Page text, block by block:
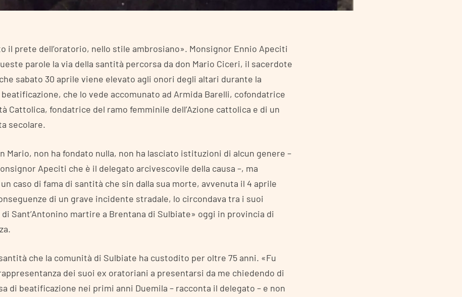
il prete dell’oratorio, nello stile ambrosiano». Monsignor Ennio Apeciti
parole la via della santità percorsa da don Mario Ciceri, il sacerdote
sabato 30 aprile viene elevato agli onori degli altari durante la
che lo vede accomunato ad Armida Barelli, cofondatrice
Cattolica, fondatrice del ramo femminile dell’Azione cattolica e di un
secolare.
Mario, non ha fondato nulla, non ha lasciato istituzioni di alcun genere –
Apeciti che è il delegato arcivescovile della causa –, ma
caso di fama di santità che sin dalla sua morte, avvenuta il 4 aprile
di un grave incidente stradale, lo circondava tra i suoi
Sant’Antonino martire a Brentana di Sulbiate» oggi in provincia di
che la comunità di Sulbiate ha custodito per oltre 75 anni. «Fu
dei suoi ex oratoriani a presentarsi da me chiedendo di
di beatificazione nei primi anni Duemila – racconta il delegato – e non